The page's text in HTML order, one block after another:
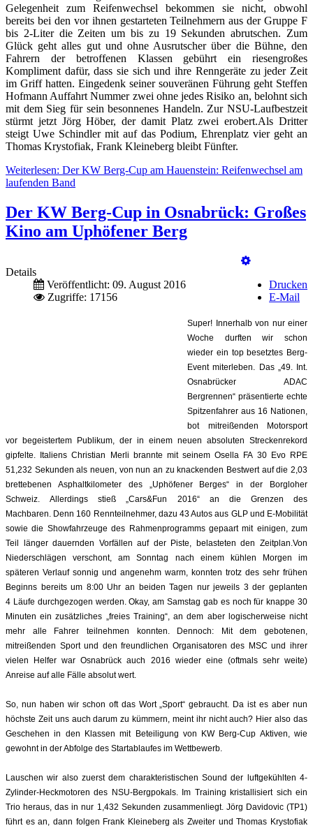
Gelegenheit zum Reifenwechsel bekommen sie nicht, obwohl
bereits bei den vor ihnen gestarteten Teilnehmern aus der Gruppe F
bis 2-Liter die Zeiten um bis zu 19 Sekunden abrutschen. Zum
Glück geht alles gut und ohne Ausrutscher über die Bühne, den
Fahrern der betroffenen Klassen gebührt ein riesengroßes
Kompliment dafür, dass sie sich und ihre Renngeräte zu jeder Zeit
im Griff hatten. Eingedenk seiner souveränen Führung geht Steffen
Hofmann Auffahrt Nummer zwei ohne jedes Risiko an, belohnt sich
mit dem Sieg für sein besonnenes Handeln. Zur NSU-Laufbestzeit
stürmt jetzt Jörg Höber, der damit Platz zwei erobert.Als Dritter
steigt Uwe Schindler mit auf das Podium, Ehrenplatz vier geht an
Thomas Krystofiak, Frank Kleineberg bleibt Fünfter.
Weiterlesen: Der KW Berg-Cup am Hauenstein: Reifenwechsel am
laufenden Band
Der KW Berg-Cup in Osnabrück: Großes
Kino am Uphöfener Berg
Details
Veröffentlicht: 09. August 2016
Zugriffe: 17156
Drucken
E-Mail
Super! Innerhalb von nur einer
Woche durften wir schon
wieder ein top besetztes Berg-
Event miterleben. Das „49. Int.
Osnabrücker ADAC
Bergrennen“ präsentierte echte
Spitzenfahrer aus 16 Nationen,
botmitreißenden Motorsport
vor begeistertem Publikum, der in einem neuen absoluten Streckenrekord
gipfelte. Italiens Christian Merli brannte mit seinem Osella FA 30 Evo RPE
51,232 Sekunden als neuen, von nun an zu knackenden Bestwert auf die 2,03
brettebenen Asphaltkilometerdes „Uphöfener Berges“ in der Borgloher
Schweiz.Allerdings stieß„Cars&Fun 2016“an die Grenzen des
Machbaren. Denn 160 Rennteilnehmer, dazu43 Autos aus GLP und E-Mobilität
sowie die Showfahrzeuge des Rahmenprogramms gepaart mit einigen, zum
Teil länger dauernden Vorfällen auf der Piste, belasteten den Zeitplan.Von
Niederschlägen verschont, am Sonntag nach einem kühlen Morgen im
späteren Verlauf sonnig und angenehm warm, konnten trotz des sehr frühen
Beginns bereits um 8:00 Uhr an beiden Tagen nur jeweils 3 der geplanten
4 Läufe durchgezogen werden. Okay, am Samstag gab es noch für knappe 30
Minuten ein zusätzliches „freies Training“, an dem aber logischerweisenicht
mehr alle Fahrer teilnehmen konnten.Dennoch: Mit dem gebotenen,
mitreißenden Sport und den freundlichen Organisatoren des MSC und ihrer
vielen Helfer war Osnabrück auch 2016 wieder eine (oftmals sehr weite)
Anreise auf alle Fälle absolut wert.
So, nun haben wir schon oft das Wort „Sport“ gebraucht. Da ist es aber nun
höchste Zeit uns auch darum zu kümmern, meint ihr nicht auch? Hier also das
Geschehen in den Klassen mit Beteiligung von KW Berg-Cup Aktiven, wie
gewohnt in der Abfolge des Startablaufes im Wettbewerb.
Lauschen wir also zuerst dem charakteristischen Sound der luftgekühlten 4-
Zylinder-Heckmotoren des NSU-Bergpokals. Im Training kristallisiert sich ein
Trio heraus, das in nur 1,432 Sekunden zusammenliegt. Jörg Davidovic (TP1)
führt es an, dann folgen Frank Kleineberg als Zweiter und Thomas Krystofiak